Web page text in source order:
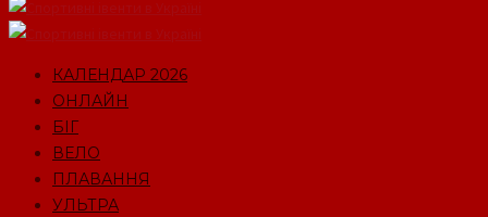
КАЛЕНДАР 2026
ОНЛАЙН
БІГ
ВЕЛО
ПЛАВАННЯ
УЛЬТРА